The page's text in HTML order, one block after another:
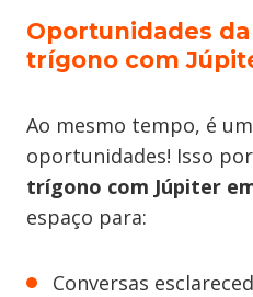
Oportunidades
trígono com
Ao mesmo tempo, é
oportunidades! Isso
trígono com Júpiter
espaço para:
Conversas